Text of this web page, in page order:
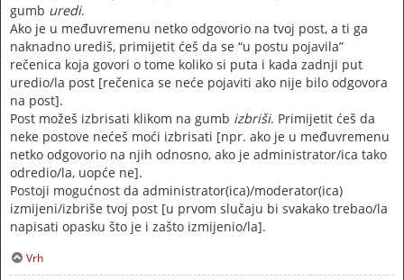
gumb uredi.
Ako je u međuvremenu netko odgovorio na tvoj post, a ti ga
naknadno urediš, primijetit ćeš da se “u postu pojavila”
rečenica koja govori o tome koliko si puta i kada zadnji put
uredio/la post [rečenica se neće pojaviti ako nije bilo odgovora
na post].
Post možeš izbrisati klikom na gumb izbriši. Primijetit ćeš da
neke postove nećeš moći izbrisati [npr. ako je u međuvremenu
netko odgovorio na njih odnosno, ako je administrator/ica tako
odredio/la, uopće ne].
Postoji mogućnost da administrator(ica)/moderator(ica)
izmijeni/izbriše tvoj post [u prvom slučaju bi svakako trebao/la
napisati opasku što je i zašto izmijenio/la].
Vrh